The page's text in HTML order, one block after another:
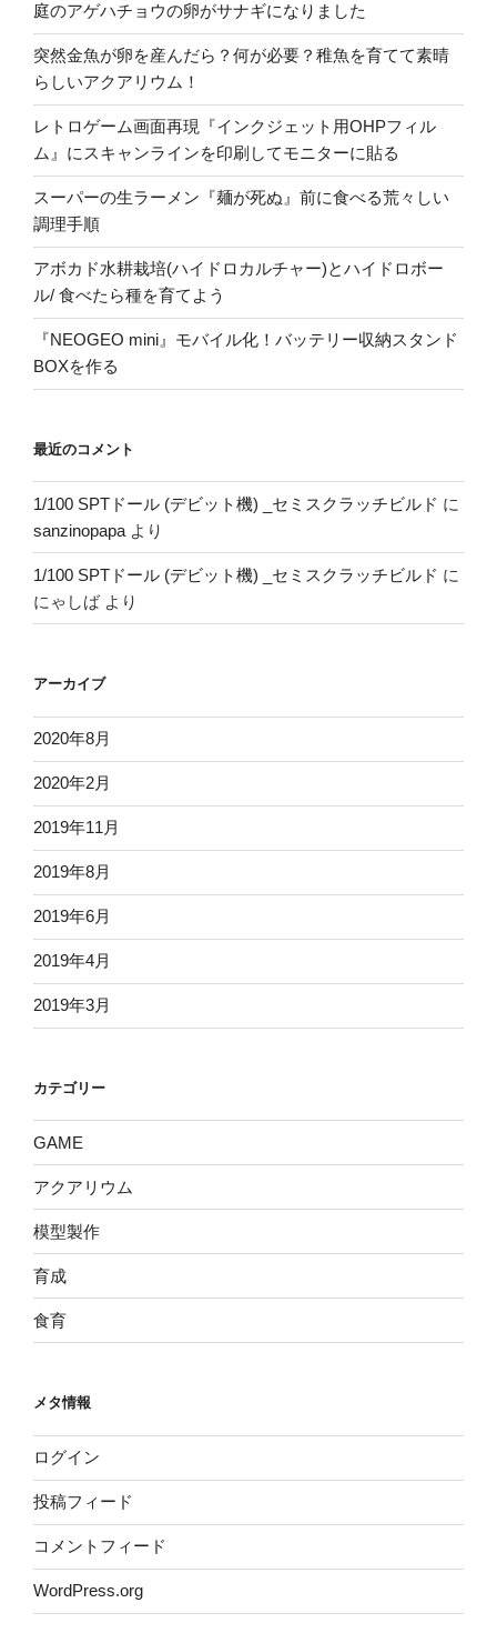
庭のアゲハチョウの卵がサナギになりました
突然金魚が卵を産んだら？何が必要？稚魚を育てて素晴
らしいアクアリウム！
レトロゲーム画面再現『インクジェット用OHPフィル
ム』にスキャンラインを印刷してモニターに貼る
スーパーの生ラーメン『麺が死ぬ』前に食べる荒々しい
調理手順
アボカド水耕栽培(ハイドロカルチャー)とハイドロボー
ル/ 食べたら種を育てよう
『NEOGEO mini』モバイル化！バッテリー収納スタンド
BOXを作る
最近のコメント
1/100 SPTドール (デビット機) _セミスクラッチビルド に
sanzinopapa より
1/100 SPTドール (デビット機) _セミスクラッチビルド に
にゃしばより
アーカイブ
2020年8月
2020年2月
2019年11月
2019年8月
2019年6月
2019年4月
2019年3月
カテゴリー
GAME
アクアリウム
模型製作
育成
食育
メタ情報
ログイン
投稿フィード
コメントフィード
WordPress.org